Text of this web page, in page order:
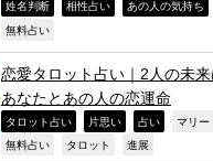
姓名判断 相性占い あの人の気持ち
無料占い
恋愛タロット占い｜2人の未来
あなたとあの人の恋運命
タロット占い 片思い 占い マリー
無料占い タロット 進展